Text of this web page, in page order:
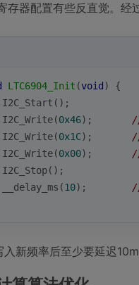
存器配置有些反直觉。经
LTC6904_Init (void )
{
0x46);
0x1C);
0x00);
10);
入新频率后至少要延迟